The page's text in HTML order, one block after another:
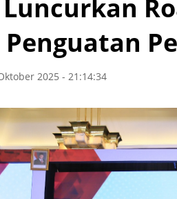
Luncurkan
2025 - 21:14:34